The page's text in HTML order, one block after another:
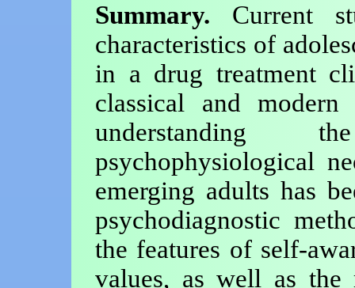
Summary. Current
characteristics of
in a drug treatment
classical and modern
understanding
psychophysiological
emerging adults has
psychodiagnostic
the features of self-
values, as well as the